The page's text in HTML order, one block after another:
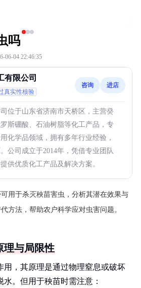
吗
06-04 22:46:35
有限公司
真实性核验
咨询 进店
位于山东省济南市天桥区，主营癸
斯硼酸、石油树脂等化工产品，专
化学品领域，拥有多年行业经验，
公司成立于2014年，凭借专业团队
供优质化工产品及解决方案。
用于杀灭秧苗害虫，分析其潜在效果与
方法，帮助农户科学应对虫害问题。
理与局限性
用，其原理是通过物理窒息或破坏
。但用于秧苗时需注意：